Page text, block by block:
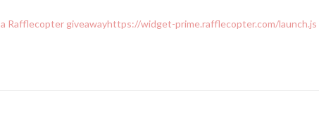
a Rafflecopter giveawayhttps://widget-prime.rafflecopter.com/launch.js